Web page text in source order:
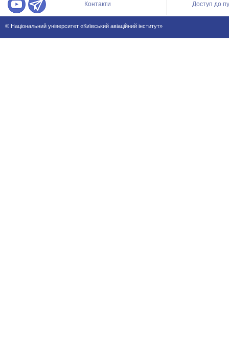
Контакти
Доступ до
© Національний університет «Київський авіаційний інститут»